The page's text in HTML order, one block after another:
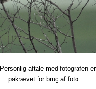
Personlig aftale med fotografen er
påkrævet for brug af foto